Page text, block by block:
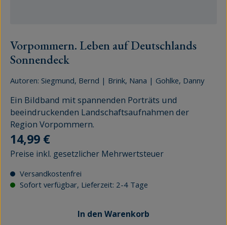
Vorpommern. Leben auf Deutschlands
Sonnendeck
Autoren: Siegmund, Bernd | Brink, Nana | Gohlke, Danny
Ein Bildband mit spannenden Porträts und
beeindruckenden Landschaftsaufnahmen der
Region Vorpommern.
Regulärer Preis:
14,99 €
Preise inkl. gesetzlicher Mehrwertsteuer
Versandkostenfrei
Sofort verfügbar, Lieferzeit: 2-4 Tage
In den Warenkorb